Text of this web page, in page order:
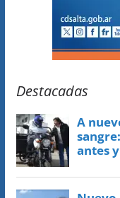
Destacadas